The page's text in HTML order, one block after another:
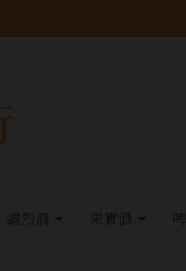
調烈酒 果實酒